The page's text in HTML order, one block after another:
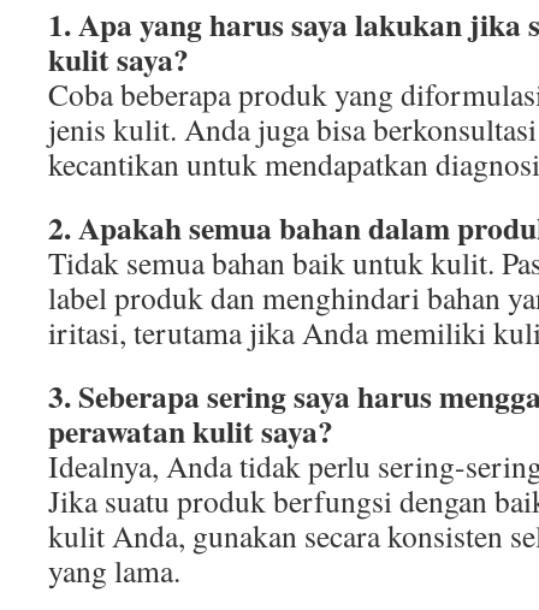
1. Apa yang harus saya lakukan jika
kulit saya?
Coba beberapa produk yang
jenis kulit. Anda juga bisa
kecantikan untuk mendapatkan
2. Apakah semua bahan dalam
Tidak semua bahan baik untuk kulit.
label produk dan menghindari bahan
iritasi, terutama jika Anda memiliki
3. Seberapa sering saya harus
perawatan kulit saya?
Idealnya, Anda tidak perlu sering-
Jika suatu produk berfungsi dengan
kulit Anda, gunakan secara konsisten
yang lama.